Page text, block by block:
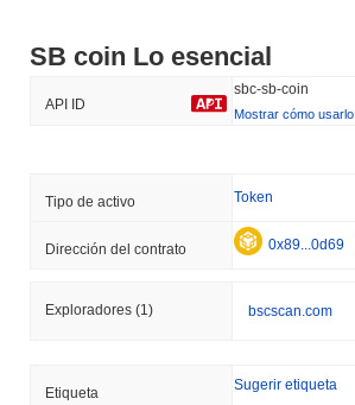
SB coin Lo esencial
API ID
sbc-sb-coin
Mostrar cómo usarlo
Tipo de activo Token
Dirección del contrato 0x89...0d69
Exploradores (1) bscscan.com
Etiqueta Sugerir etiqueta